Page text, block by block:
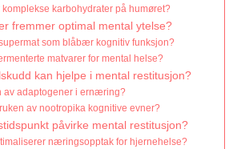
komplekse karbohydrater på humøret?
fremmer optimal mental ytelse?
som blåbær kognitiv funksjon?
matvarer for mental helse?
kan hjelpe i mental restitusjon?
av adaptogener i ernæring?
av nootropika kognitive evner?
påvirke mental restitusjon?
næringsopptak for hjernehelse?